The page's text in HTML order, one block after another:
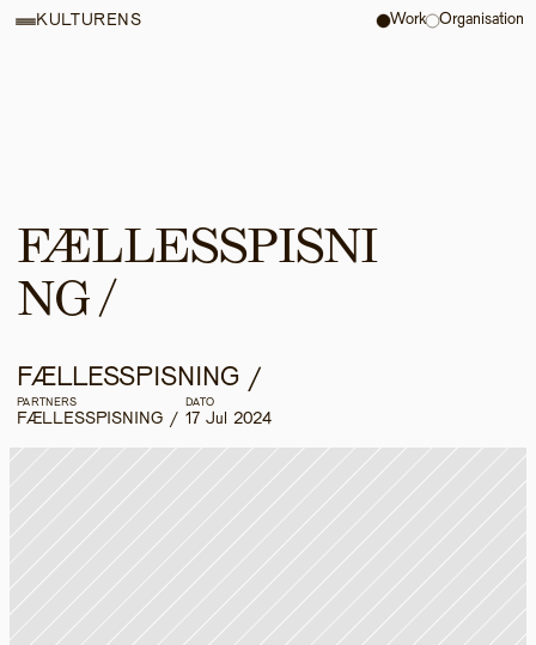
FÆLLESSPISNI
NG /
FÆLLESSPISNING /
PARTNERS
FÆLLESSPISNING /
DATO
17 Jul 2024
KULTURENS Work Organisation